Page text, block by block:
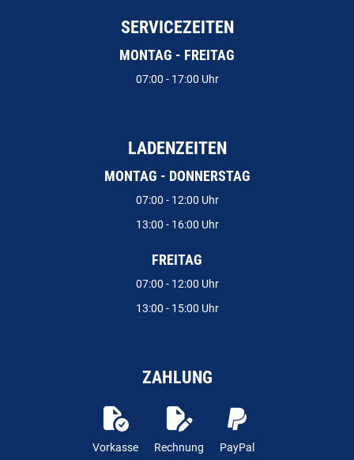
SERVICEZEITEN
MONTAG - FREITAG
07:00 - 17:00 Uhr
LADENZEITEN
MONTAG - DONNERSTAG
07:00 - 12:00 Uhr
13:00 - 16:00 Uhr
FREITAG
07:00 - 12:00 Uhr
13:00 - 15:00 Uhr
ZAHLUNG
Vorkasse Rechnung PayPal